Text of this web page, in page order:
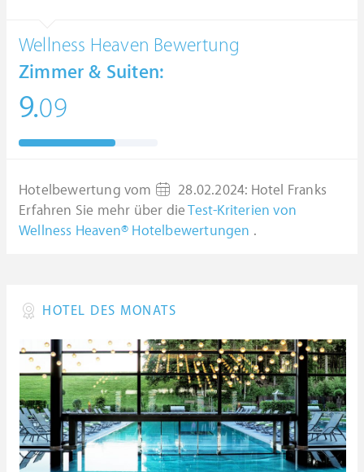
Wellness Heaven Bewertung
Zimmer & Suiten:
9.09
Hotelbewertung vom 28.02.2024: Hotel Franks
Erfahren Sie mehr über dieTest-Kriterien von
Wellness Heaven® Hotelbewertungen .
HOTEL DES MONATS